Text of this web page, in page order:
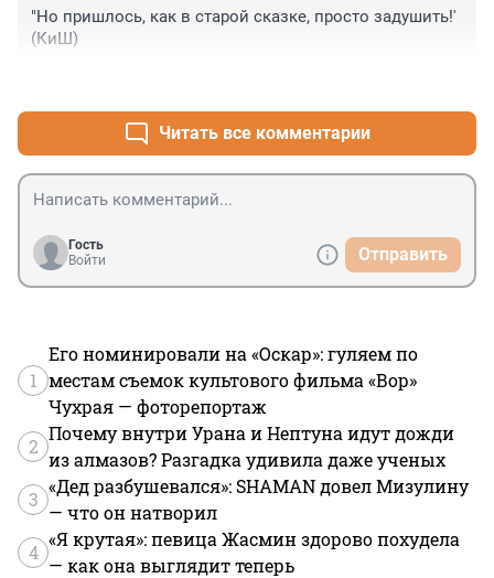
"Но пришлось, как в старой сказке, просто задушить!'
(КиШ)
Читать все комментарии
Гость
Войти
Отправить
1
Его номинировали на «Оскар»: гуляем по
местам съемок культового фильма «Вор»
Чухрая — фоторепортаж
2
Почему внутри Урана и Нептуна идут дожди
из алмазов? Разгадка удивила даже ученых
3
«Дед разбушевался»: SHAMAN довел Мизулину
— что он натворил
4
«Я крутая»: певица Жасмин здорово похудела
— как она выглядит теперь